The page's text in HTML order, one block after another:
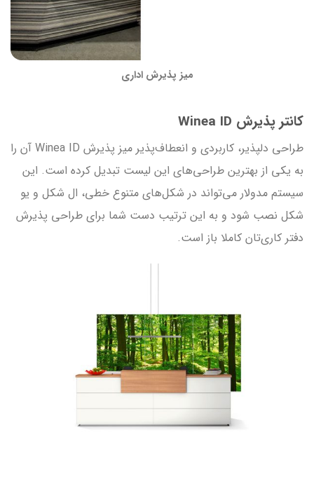
میز پذیرش اداری
کانتر پذیرش Winea ID
طراحی دلپذیر، کاربردی و انعطاف‌پذیر میز پذیرش Winea ID آن را
به یکی از بهترین طراحی‌های این لیست تبدیل کرده است. این
سیستم مدولار می‌تواند در شکل‌های متنوع خطی، ال شکل و یو
شکل نصب شود و به این ترتیب دست شما برای طراحی پذیرش
دفتر کاری‌تان کاملا باز است.